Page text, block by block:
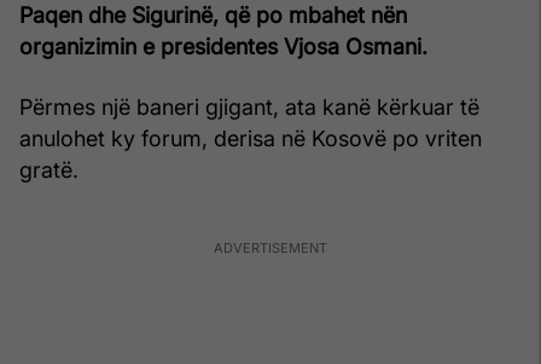
Paqen dhe Sigurinë, që po mbahet nën
organizimin e presidentes Vjosa Osmani.
Përmes një baneri gjigant, ata kanë kërkuar të
anulohet ky forum, derisa në Kosovë po vriten
gratë.